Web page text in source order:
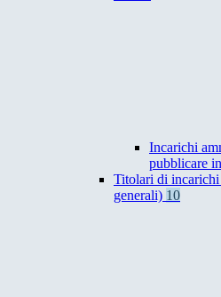
Incarichi
pubblicare
Titolari di
generali) 10